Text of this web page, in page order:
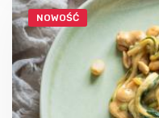
NOWOŚĆ